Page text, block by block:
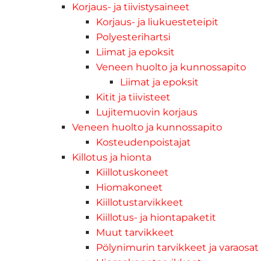
Korjaus- ja tiivistysaineet
Korjaus- ja liukuesteteipit
Polyesterihartsi
Liimat ja epoksit
Veneen huolto ja kunnossapito
Liimat ja epoksit
Kitit ja tiivisteet
Lujitemuovin korjaus
Veneen huolto ja kunnossapito
Kosteudenpoistajat
Killotus ja hionta
Kiillotuskoneet
Hiomakoneet
Kiillotustarvikkeet
Kiillotus- ja hiontapaketit
Muut tarvikkeet
Pölynimurin tarvikkeet ja varaosat